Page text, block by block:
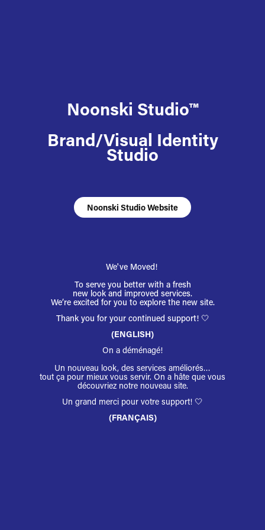
Noonski Studio™
Brand/Visual Identity
Studio
Noonski Studio Website
We've Moved!
To serve you better with a fresh
new look and improved services.
We’re excited for you to explore the new site.
Thank you for your continued support! 🤍
(ENGLISH)
On a déménagé!
Un nouveau look, des services améliorés…
tout ça pour mieux vous servir. On a hâte que vous
découvriez notre nouveau site.
Un grand merci pour votre support! 🤍
(FRANÇAIS)